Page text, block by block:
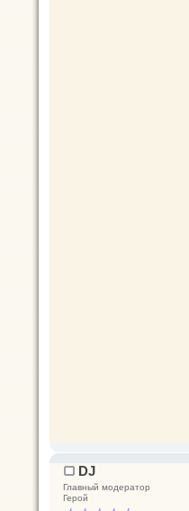
DJ
Главный модератор
Герой